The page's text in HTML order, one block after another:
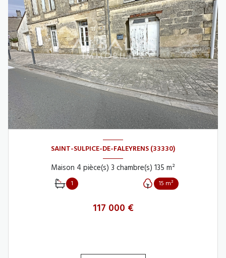
SAINT-SULPICE-DE-FALEYRENS (33330)
Maison 4 pièce(s) 3 chambre(s) 135 m²
1 15 m²
117 000 €